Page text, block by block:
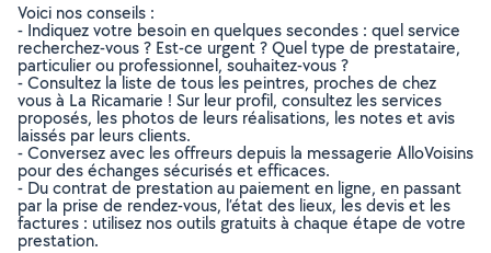
Voici nos conseils :
- Indiquez votre besoin en quelques secondes : quel service
recherchez-vous ? Est-ce urgent ? Quel type de prestataire,
particulier ou professionnel, souhaitez-vous ?
- Consultez la liste de tous les peintres, proches de chez
vous à La Ricamarie ! Sur leur profil, consultez les services
proposés, les photos de leurs réalisations, les notes et avis
laissés par leurs clients.
- Conversez avec les offreurs depuis la messagerie AlloVoisins
pour des échanges sécurisés et efficaces.
- Du contrat de prestation au paiement en ligne, en passant
par la prise de rendez-vous, l’état des lieux, les devis et les
factures : utilisez nos outils gratuits à chaque étape de votre
prestation.